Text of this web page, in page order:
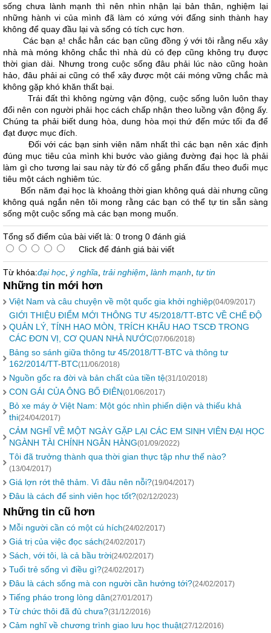
sống chưa lành mạnh thì nên nhìn nhận lại bản thân, nghiệm lại
những hành vi của mình đã làm có xứng với đấng sinh thành hay
không để quay đầu lại và sống có tích cực hơn.
Các bạn ạ! chắc hẳn các bạn cũng đồng ý với tôi rằng nếu xây
nhà mà móng không chắc thì nhà dù có đẹp cũng không trụ được
thời gian dài. Nhưng trong cuộc sống đâu phải lúc nào cũng hoàn
hảo, đâu phải ai cũng có thể xây được một cái móng vững chắc mà
không gặp khó khăn thất bại.
Trái đất thì không ngừng vận động, cuộc sống luôn luôn thay
đổi nên con người phải học cách chấp nhận theo luồng vận động ấy.
Chúng ta phải biết dung hòa, dung hòa mọi thứ đến mức tối đa để
đạt được mục đích.
Đối với các bạn sinh viên năm nhất thì các bạn nên xác định
đúng mục tiêu của mình khi bước vào giảng đường đại học là phải
làm gì cho tương lai sau này từ đó cố gắng phấn đấu theo đuổi mục
tiêu một cách nghiêm túc.
Bốn năm đại học là khoảng thời gian không quá dài nhưng cũng
không quá ngắn nên tôi mong rằng các bạn có thể tự tin sẵn sàng
sống một cuộc sống mà các bạn mong muốn.
Tổng số điểm của bài viết là: 0 trong 0 đánh giá
Click để đánh giá bài viết
Từ khóa:đại học ý nghĩa trải nghiệm lành mạnh tự tin
Những tin mới hơn
Việt Nam và câu chuyện về một quốc gia khởi nghiệp(04/09/2017)
GIỚI THIỆU ĐIỂM MỚI THÔNG TƯ 45/2018/TT-BTC VỀ CHẾ ĐỘ
QUẢN LÝ, TÍNH HAO MÒN, TRÍCH KHẤU HAO TSCĐ TRONG
CÁC ĐƠN VỊ, CƠ QUAN NHÀ NƯỚC(07/06/2018)
Bảng so sánh giữa thông tư 45/2018/TT-BTC và thông tư
162/2014/TT-BTC(11/06/2018)
Nguồn gốc ra đời và bản chất của tiền tệ(31/10/2018)
CON GÁI CỦA ÔNG BỐ ĐIÊN(01/06/2017)
Bỏ xe máy ở Việt Nam: Một góc nhìn phiến diện và thiếu khả
thi(24/04/2017)
CẢM NGHĨ VỀ MỘT NGÀY GẶP LẠI CÁC EM SINH VIÊN ĐẠI HỌC
NGÀNH TÀI CHÍNH NGÂN HÀNG(01/09/2022)
Tôi đã trưởng thành qua thời gian thực tập như thế nào?
(13/04/2017)
Giá lợn rớt thê thảm. Vì đâu nên nỗi?(19/04/2017)
Đâu là cách để sinh viên học tốt?(02/12/2023)
Những tin cũ hơn
Mỗi người cần có một cú hích(24/02/2017)
Giá trị của việc đọc sách(24/02/2017)
Sách, với tôi, là cả bầu trời(24/02/2017)
Tuổi trẻ sống vì điều gì?(24/02/2017)
Đâu là cách sống mà con người cần hướng tới?(24/02/2017)
Tiếng pháo trong lòng dân(27/01/2017)
Từ chức thôi đã đủ chưa?(31/12/2016)
Cảm nghĩ về chương trình giao lưu học thuật(27/12/2016)